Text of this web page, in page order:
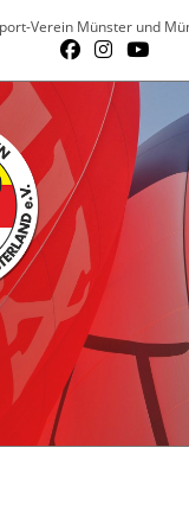
Verein Münster und